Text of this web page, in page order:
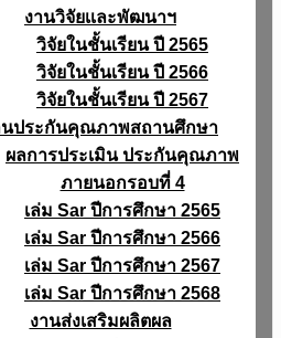
งานวิจัยเเละพัฒนาฯ
วิจัยในชั้นเรียน ปี 2565
วิจัยในชั้นเรียน ปี 2566
วิจัยในชั้นเรียน ปี 2567
นประกันคุณภาพสถานศึกษา
ผลการประเมิน ประกันคุณภาพ
ภายนอกรอบที่ 4
เล่ม Sar ปีการศึกษา 2565
เล่ม Sar ปีการศึกษา 2566
เล่ม Sar ปีการศึกษา 2567
เล่ม Sar ปีการศึกษา 2568
งานส่งเสริมผลิตผล